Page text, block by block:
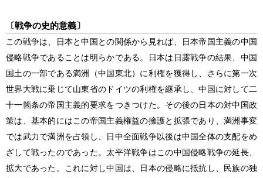
〔戦争の史的意義〕
この戦争は、日本と中国との関係から見れば、日本帝国主義の中国
侵略戦争であることは明らかである。日本は日露戦争の結果、中国
国土の一部である満洲（中国東北）に利権を獲得し、さらに第一次
世界大戦に乗じて山東省のドイツの利権を継承し、中国に対して二
十一箇条の帝国主義的要求をつきつけた。その後の日本の対中国政
策は、基本的にはこの帝国主義権益の擁護と拡張であり、満洲事変
では武力で満洲を占領し、日中全面戦争以後は中国全体の支配をめ
ざして戦ったのであった。 太平洋戦争はこの中国侵略戦争の延長、
拡大であった。これに対し中国は、日本の侵略に抵抗し、民族の独